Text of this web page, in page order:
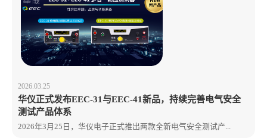
2026.03.25
华仪正式发布EEC-31与EEC-41新品，持续完善电气安全
测试产品体系
2026年3月25日，华仪电子正式推出两款全新电气安全测试产...